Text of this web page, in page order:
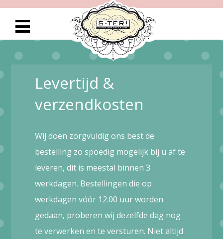
Levertijd &
verzendkosten
Wij doen zorgvuldig ons best de
bestelling zo spoedig mogelijk bij u af te
leveren, dit is meestal binnen 3
werkdagen. Bestellingen die op
werkdagen vóór 12.00 uur worden
gedaan, proberen wij dezelfde dag nog
te verwerken en te versturen. Niet altijd